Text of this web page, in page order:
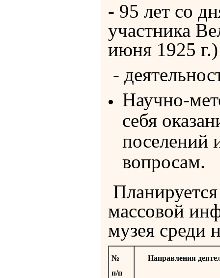
- 95 лет со
участника
июня 1925 г.)
-
Научно-
себя
поселений
вопросам.
массовой
музея среди
№
п/п
Направления